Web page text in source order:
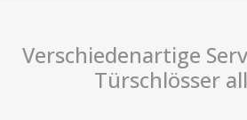
Verschiedenartige
Türschlösser